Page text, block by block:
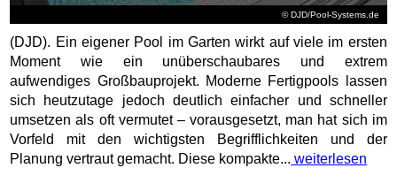
© DJD/Pool-Systems.de
(DJD). Ein eigener Pool im Garten wirkt auf viele im ersten
Moment wie ein unüberschaubares und extrem
aufwendiges Großbauprojekt. Moderne Fertigpools lassen
sich heutzutage jedoch deutlich einfacher und schneller
umsetzen als oft vermutet – vorausgesetzt, man hat sich im
Vorfeld mit den wichtigsten Begrifflichkeiten und der
Planung vertraut gemacht. Diese kompakte... weiterlesen